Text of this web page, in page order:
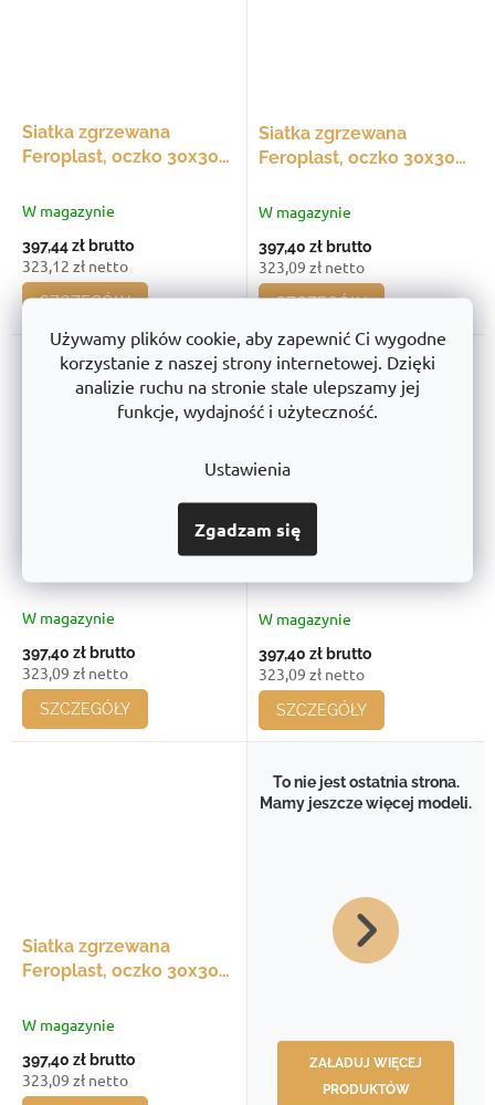
Używamy plików cookie, aby zapewnić Ci wygodne
korzystanie z naszej strony internetowej. Dzięki
analizie ruchu na stronie stale ulepszamy jej
funkcje, wydajność i użyteczność.
Ustawienia
Zgadzam się
Siatka zgrzewana
Feroplast, oczko 30x30
średnica drutu 3 mm,
W magazynie
397,44 zł brutto
323,12 zł netto
SZCZEGÓŁY
Siatka zgrzewana
Feroplast, oczko 30x30
średnica drutu 3 mm,
W magazynie
397,40 zł brutto
323,09 zł netto
SZCZEGÓŁY
Feroplast, oczko 30x30
mm, 600x30 - 600 mm,
średnica drutu 3 mm,
W magazynie
397,40 zł brutto
323,09 zł netto
SZCZEGÓŁY
Siatka zgrzewana
mm, 570x30 - 570 mm,
średnica drutu 3 mm,
W magazynie
397,40 zł brutto
323,09 zł netto
SZCZEGÓŁY
Siatka zgrzewana
Feroplast, oczko 30x30
średnica drutu 3 mm,
W magazynie
397,40 zł brutto
323,09 zł netto
To nie jest ostatnia strona.
Mamy jeszcze więcej modeli.
ZAŁADUJ WIĘCEJ
PRODUKTÓW